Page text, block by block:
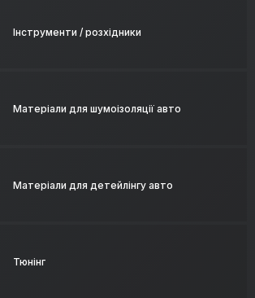
Інструменти / розхідники
Матеріали для шумоізоляції авто
Матеріали для детейлінгу авто
Тюнінг